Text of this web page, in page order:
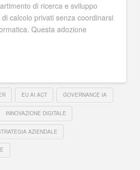
di ricerca e sviluppo
calcolo privati senza coordinarsi
Questa adozione
EU AI ACT GOVERNANCE IA
INNOVAZIONE DIGITALE
AZIENDALE